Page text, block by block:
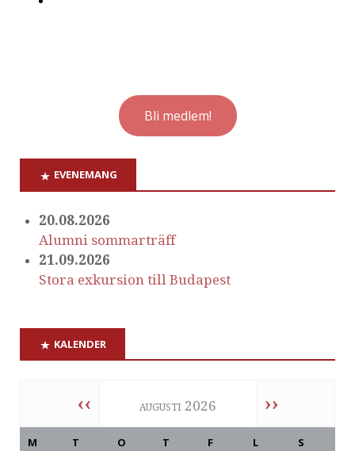
Bli medlem!
EVENEMANG
20.08.2026
Alumni sommarträff
21.09.2026
Stora exkursion till Budapest
KALENDER
‹‹ augusti 2026 ››
M T O T F L S